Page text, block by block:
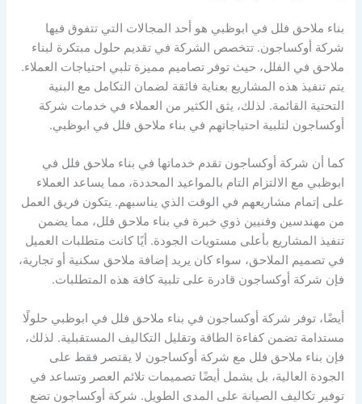
بناء ملاحق فلل في ابوظبي هو أحد المجالات التي تتفوق فيها
شركة أوكساجون. تتخصص الشركة في تقديم حلول مبتكرة لبناء
ملاحق في الفلل، حيث توفر تصاميم مميزة تلبي احتياجات العملاء.
يتم تنفيذ هذه المشاريع بعناية فائقة لضمان التكامل مع البنية
التحتية القائمة. لذلك، يثق الكثير من العملاء في خدمات شركة
أوكساجون لتلبية احتياجاتهم في بناء ملاحق فلل في ابوظبي.
كما أن شركة أوكساجون تقدم خدماتها في بناء ملاحق فلل في
ابوظبي مع الالتزام التام بالمواعيد المحددة، مما يساعد العملاء
على إتمام مشاريعهم في الوقت الذي يناسبهم. يتكون فريق العمل
من مهندسين وفنيين ذوي خبرة في بناء ملاحق فلل، مما يضمن
تنفيذ المشاريع بأعلى مستويات الجودة. أيًا كانت متطلبات العميل
في تصميم الملاحق، سواء كان يريد إضافة ملاحق سكنية أو تجارية،
فإن شركة أوكساجون قادرة على تلبية كافة هذه المتطلبات.
أيضًا، توفر شركة أوكساجون في بناء ملاحق فلل في ابوظبي حلولًا
مستدامة تضمن كفاءة الطاقة وتقليل التكاليف المستقبلية. لذلك،
فإن بناء ملاحق فلل مع شركة أوكساجون لا يقتصر فقط على
الجودة العالية، بل يشمل أيضًا تصميمات تلائم العصر وتساعد في
توفير تكاليف الصيانة على المدى الطويل. شركة أوكساجون تضع